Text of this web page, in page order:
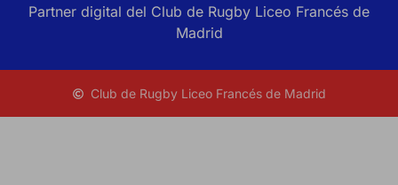
Partner digital del Club de Rugby Liceo Francés de
Madrid
Club de Rugby Liceo Francés de Madrid